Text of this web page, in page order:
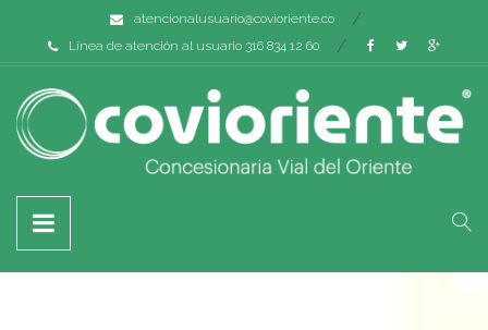
atencionalusuario@covioriente.co
Línea de atención al usuario 316 834 12 60